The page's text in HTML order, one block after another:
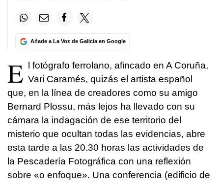
Añade a La Voz de Galicia en Google
E
l fotógrafo ferrolano, afincado en A Coruña,
Vari Caramés, quizás el artista español
que, en la línea de creadores como su amigo
Bernard Plossu, más lejos ha llevado con su
cámara la indagación de ese territorio del
misterio que ocultan todas las evidencias, abre
esta tarde a las 20.30 horas las actividades de
la Pescadería Fotográfica con una reflexión
sobre «o enfoque». Una conferencia (edificio de